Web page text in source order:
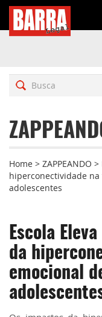
Home > ZAPPEANDO >
hiperconectividade
adolescentes
Escola
da
emocional